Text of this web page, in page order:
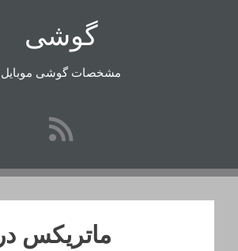
گوشی
مشخصات گوشی موبایل
ماتریکس در